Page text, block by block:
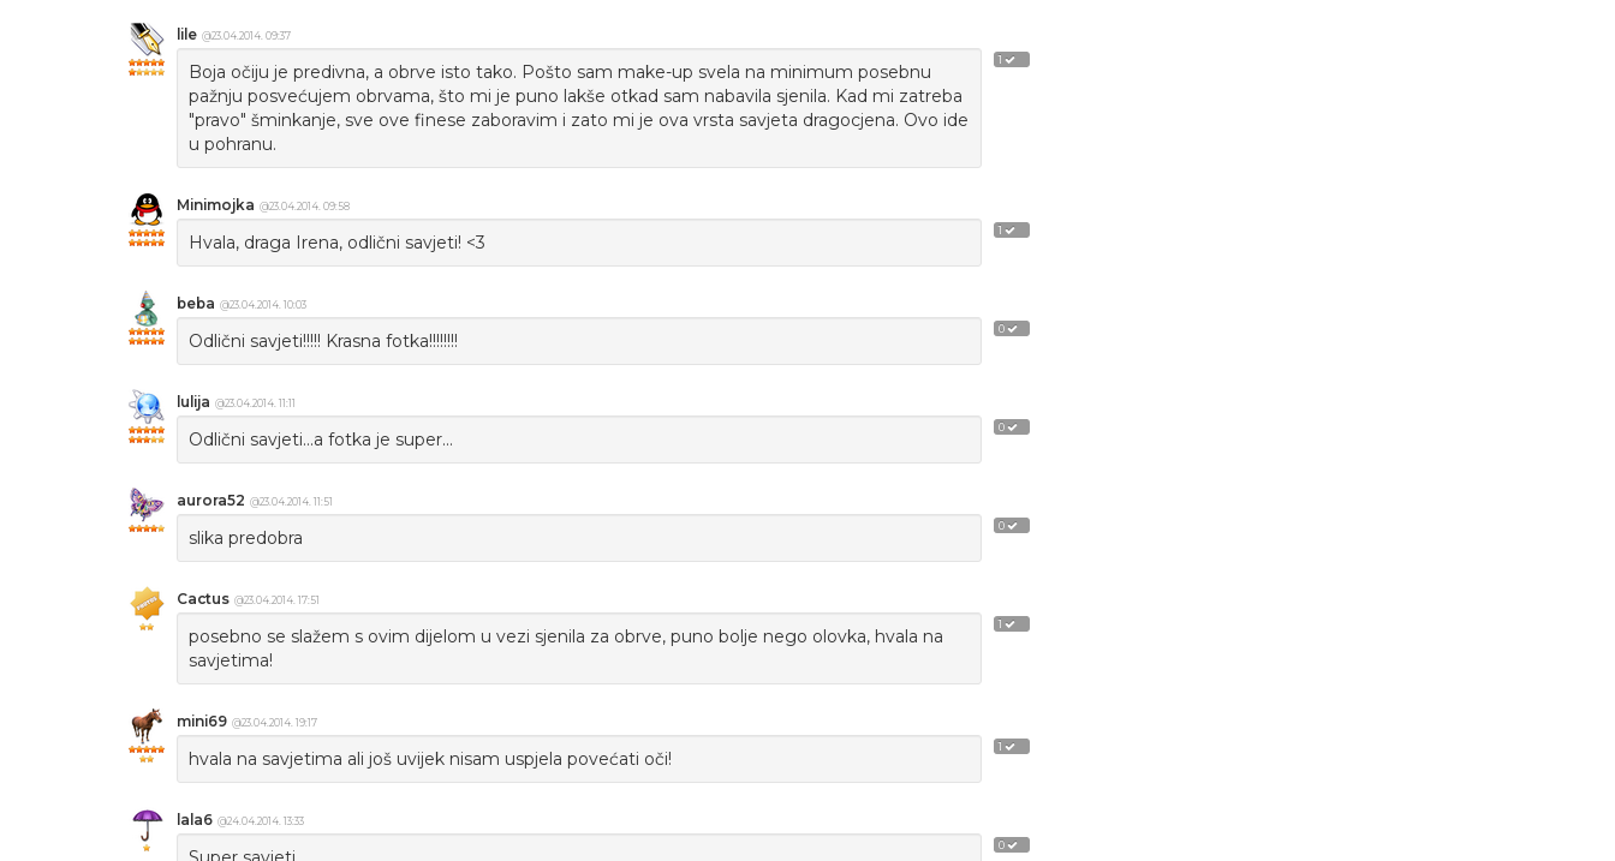
1
lile @23.04.2014. 09:37
Boja očiju je predivna, a obrve isto tako. Pošto sam make-up svela na minimum posebnu
pažnju posvećujem obrvama, što mi je puno lakše otkad sam nabavila sjenila. Kad mi zatreba
"pravo" šminkanje, sve ove finese zaboravim i zato mi je ova vrsta savjeta dragocjena. Ovo ide
u pohranu.
1
Minimojka @23.04.2014. 09:58
Hvala, draga Irena, odlični savjeti! <3
0
beba @23.04.2014. 10:03
Odlični savjeti!!!!! Krasna fotka!!!!!!!!
0
lulija @23.04.2014. 11:11
Odlični savjeti...a fotka je super...
0
aurora52 @23.04.2014. 11:51
slika predobra
1
Cactus @23.04.2014. 17:51
posebno se slažem s ovim dijelom u vezi sjenila za obrve, puno bolje nego olovka, hvala na
savjetima!
1
mini69 @23.04.2014. 19:17
hvala na savjetima ali još uvijek nisam uspjela povećati oči!
0
lala6 @24.04.2014. 13:33